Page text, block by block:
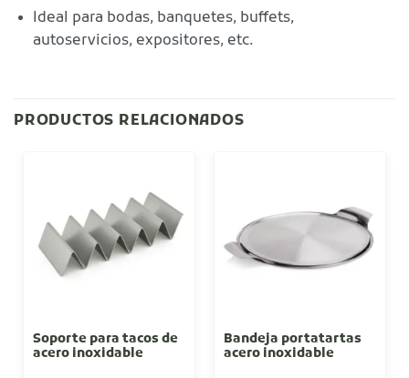
Ideal para bodas, banquetes, buffets,
autoservicios, expositores, etc.
PRODUCTOS RELACIONADOS
Soporte para tacos de
acero inoxidable
Bandeja portatartas
acero inoxidable